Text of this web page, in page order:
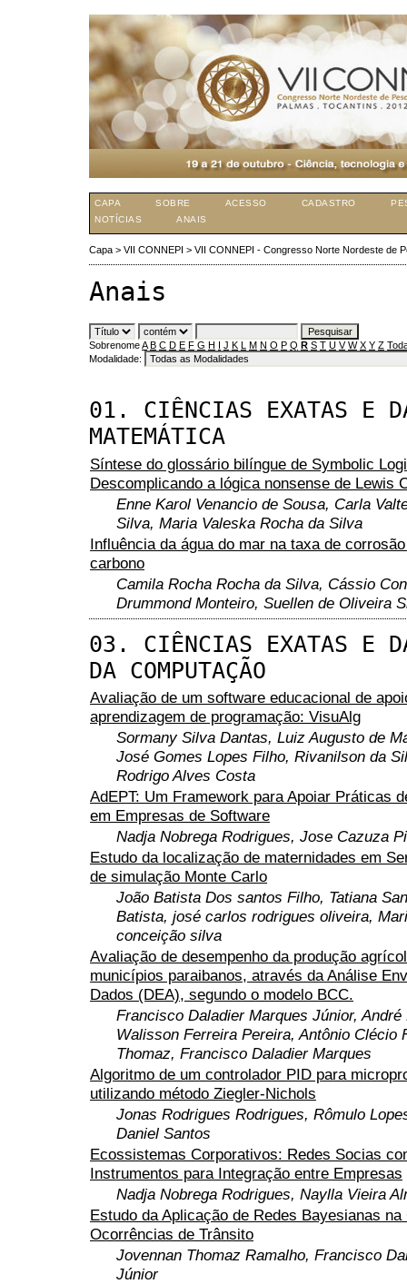
CAPA SOBRE ACESSO CADASTRO
NOTÍCIAS
ANAIS
Capa > VII CONNEPI > VII CONNEPI - Congresso Norte Nordeste de
Anais
SobrenomeA B C D E F G H I J K L M N O P Q R S T U V W X Y Z
Modalidade:
01. CIÊNCIAS EXATAS E
MATEMÁTICA
Síntese do glossário bilíngue de Symbolic
Descomplicando a lógica nonsense de Lewis
Enne Karol Venancio de Sousa, Carla
Silva, Maria Valeska Rocha da Silva
Influência da água do mar na taxa de
carbono
Camila Rocha Rocha da Silva, Cássio
Drummond Monteiro, Suellen de Oliveira
03. CIÊNCIAS EXATAS E
DA COMPUTAÇÃO
Avaliação de um software educacional de
aprendizagem de programação: VisuAlg
Sormany Silva Dantas, Luiz Augusto de
José Gomes Lopes Filho, Rivanilson da
Rodrigo Alves Costa
AdEPT: Um Framework para Apoiar Práticas
em Empresas de Software
Nadja Nobrega Rodrigues, Jose Cazuza
Estudo da localização de maternidades em
de simulação Monte Carlo
João Batista Dos santos Filho, Tatiana
Batista, josé carlos rodrigues oliveira,
conceição silva
Avaliação de desempenho da produção
municípios paraibanos, através da Análise
Dados (DEA), segundo o modelo BCC.
Francisco Daladier Marques Júnior,
Walisson Ferreira Pereira, Antônio Clécio
Thomaz, Francisco Daladier Marques
Algoritmo de um controlador PID para
utilizando método Ziegler-Nichols
Jonas Rodrigues Rodrigues, Rômulo
Daniel Santos
Ecossistemas Corporativos: Redes Socias
Instrumentos para Integração entre Empresas
Nadja Nobrega Rodrigues, Naylla Vieira
Estudo da Aplicação de Redes Bayesianas na
Ocorrências de Trânsito
Jovennan Thomaz Ramalho, Francisco
Júnior